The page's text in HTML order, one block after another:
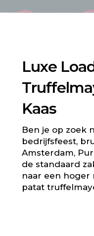
Luxe
Kaas
Ben je op zoek
bedrijfsfeest,
Amsterdam,
de standaard
naar een hoger
patat